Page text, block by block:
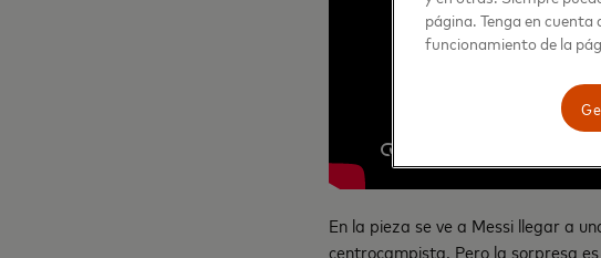
En la pieza se ve a Messi llegar a
centrocampista. Pero la sorpresa
página. Tenga en
funcionamiento de la